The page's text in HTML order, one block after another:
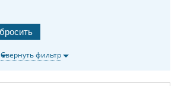
Свернуть фильтр